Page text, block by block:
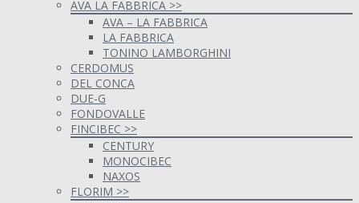
AVA LA FABBRICA >>
AVA – LA FABBRICA
LA FABBRICA
TONINO LAMBORGHINI
CERDOMUS
DEL CONCA
DUE-G
FONDOVALLE
FINCIBEC >>
CENTURY
MONOCIBEC
NAXOS
FLORIM >>